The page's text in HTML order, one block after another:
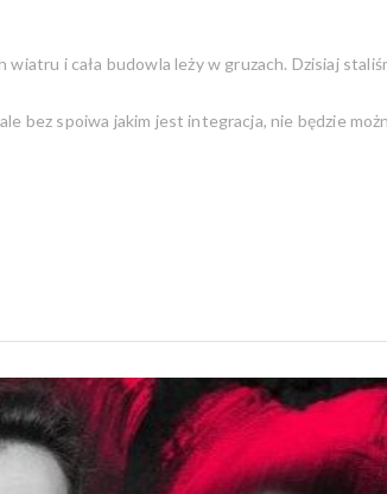
i cała budowla leży w gruzach. Dzisiaj
bez spoiwa jakim jest integracja, nie będzie